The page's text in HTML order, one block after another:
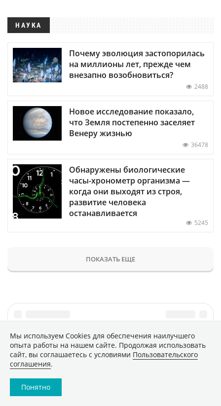
НАУКА
Почему эволюция застопорилась
на миллионы лет, прежде чем
внезапно возобновиться?
2488
Новое исследование показало,
что Земля постепенно заселяет
Венеру жизнью
36478
Обнаружены биологические
часы-хронометр организма —
когда они выходят из строя,
развитие человека
останавливается
5245
ПОКАЗАТЬ ЕЩЕ
Главное
Новости
Аналитика
Рейтинги
Популярное
Мы используем Сookies для обеспечения наилучшего
опыта работы на нашем сайте. Продолжая использовать
сайт, вы соглашаетесь с условиями Пользовательского
соглашения.
Понятно